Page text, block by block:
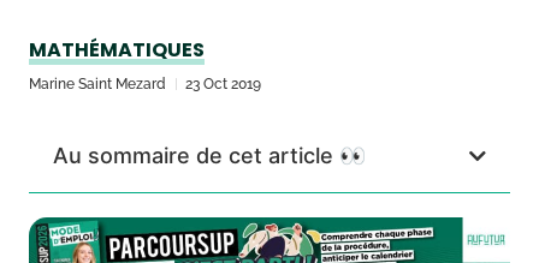
MATHÉMATIQUES
Marine Saint Mezard 23 Oct 2019
Au sommaire de cet article 👀